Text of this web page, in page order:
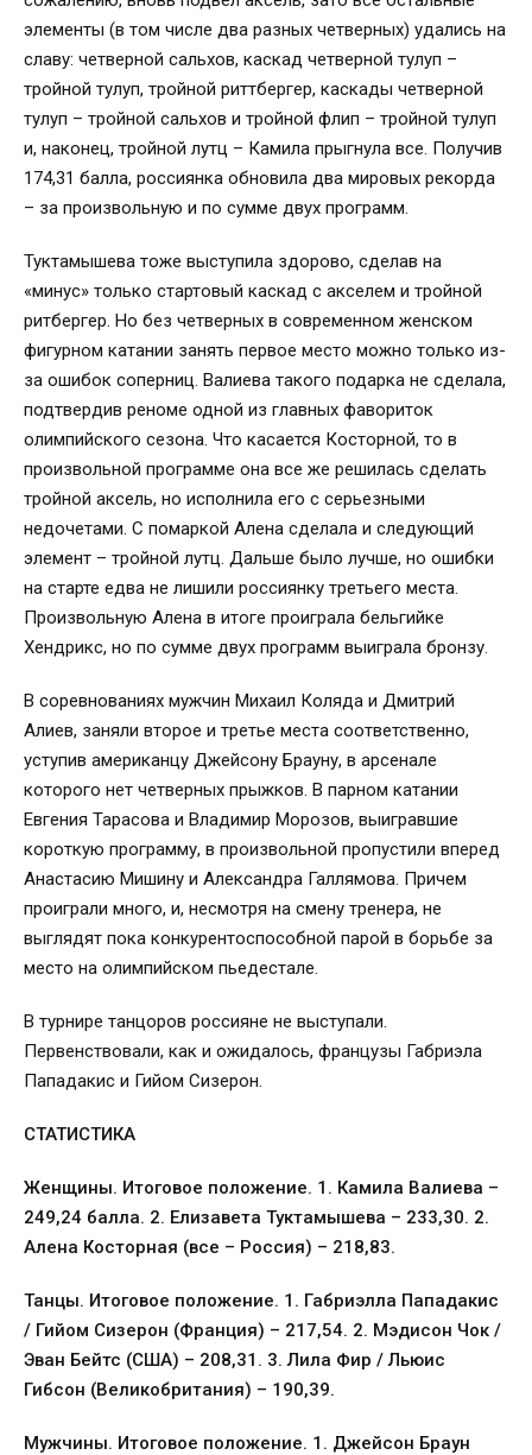
элементы (в том числе два разных четверных) удались на
славу: четверной сальхов, каскад четверной тулуп –
тройной тулуп, тройной риттбергер, каскады четверной
тулуп – тройной сальхов и тройной флип – тройной тулуп
и, наконец, тройной лутц – Камила прыгнула все. Получив
174,31 балла, россиянка обновила два мировых рекорда
– за произвольную и по сумме двух программ.
Туктамышева тоже выступила здорово, сделав на
«минус» только стартовый каскад с акселем и тройной
ритбергер. Но без четверных в современном женском
фигурном катании занять первое место можно только из-
за ошибок соперниц. Валиева такого подарка не сделала,
подтвердив реноме одной из главных фавориток
олимпийского сезона. Что касается Косторной, то в
произвольной программе она все же решилась сделать
тройной аксель, но исполнила его с серьезными
недочетами. С помаркой Алена сделала и следующий
элемент – тройной лутц. Дальше было лучше, но ошибки
на старте едва не лишили россиянку третьего места.
Произвольную Алена в итоге проиграла бельгийке
Хендрикс, но по сумме двух программ выиграла бронзу.
В соревнованиях мужчин Михаил Коляда и Дмитрий
Алиев, заняли второе и третье места соответственно,
уступив американцу Джейсону Брауну, в арсенале
которого нет четверных прыжков. В парном катании
Евгения Тарасова и Владимир Морозов, выигравшие
короткую программу, в произвольной пропустили вперед
Анастасию Мишину и Александра Галлямова. Причем
проиграли много, и, несмотря на смену тренера, не
выглядят пока конкурентоспособной парой в борьбе за
место на олимпийском пьедестале.
В турнире танцоров россияне не выступали.
Первенствовали, как и ожидалось, французы Габриэла
Пападакис и Гийом Сизерон.
СТАТИСТИКА
Женщины. Итоговое положение. 1. Камила Валиева –
249,24 балла. 2. Елизавета Туктамышева – 233,30. 2.
Алена Косторная (все – Россия) – 218,83.
Танцы. Итоговое положение. 1. Габриэлла Пападакис
/ Гийом Сизерон (Франция) – 217,54. 2. Мэдисон Чок /
Эван Бейтс (США) – 208,31. 3. Лила Фир / Льюис
Гибсон (Великобритания) – 190,39.
Мужчины. Итоговое положение. 1. Джейсон Браун